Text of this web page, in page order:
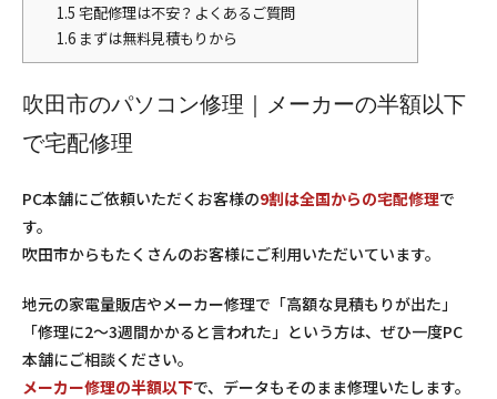
1.5 宅配修理は不安？よくあるご質問
1.6まずは無料見積もりから
吹田市のパソコン修理｜メーカーの半額以下
で宅配修理
PC本舗にご依頼いただくお客様の9割は全国からの宅配修理で
す。
吹田市からもたくさんのお客様にご利用いただいています。
地元の家電量販店やメーカー修理で「高額な見積もりが出た」
「修理に2〜3週間かかると言われた」という方は、ぜひ一度PC
本舗にご相談ください。
メーカー修理の半額以下で、データもそのまま修理いたします。